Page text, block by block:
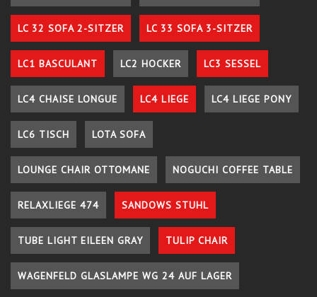
LC 32 SOFA 2-SITZER LC 33 SOFA 3-SITZER
LC1 BASCULANT LC2 HOCKER LC3 SESSEL
LC4 CHAISE LONGUE LC4 LIEGE LC4 LIEGE PONY
LC6 TISCH LOTA SOFA
LOUNGE CHAIR OTTOMANE NOGUCHI COFFEE TABLE
RELAXLIEGE 474 SANDOWS STUHL
TUBE LIGHT EILEEN GRAY TULIP CHAIR
WAGENFELD GLASLAMPE WG 24 AUF LAGER